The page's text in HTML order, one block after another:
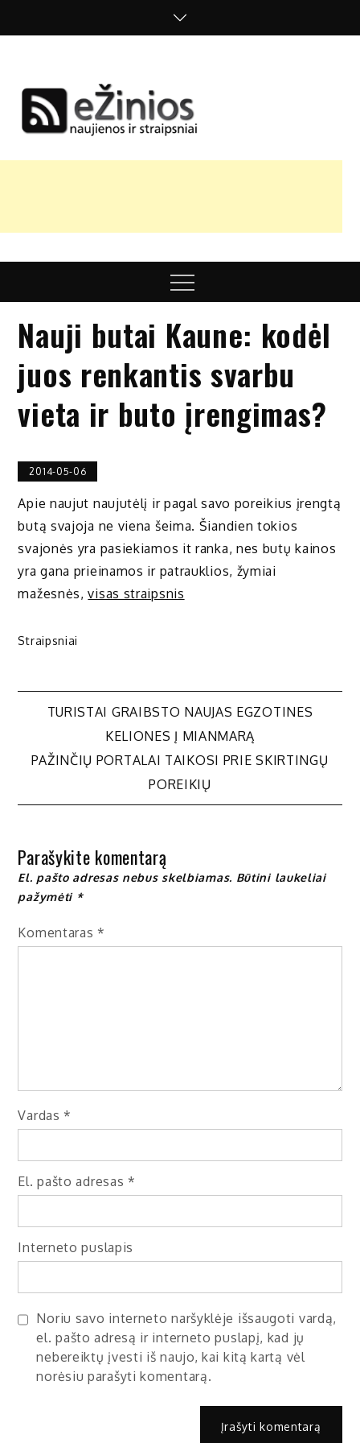
nuomonės
Menu
Nauji butai Kaune: kodėl
juos renkantis svarbu
vieta ir buto įrengimas?
2014-05-06
Apie naujut naujutėlį ir pagal savo poreikius įrengtą
butą svajoja ne viena šeima. Šiandien tokios
svajonės yra pasiekiamos it ranka, nes butų kainos
yra gana prieinamos ir patrauklios, žymiai
mažesnės,visas straipsnis
Straipsniai
Navigacija
tarp
įrašų
TURISTAI GRAIBSTO NAUJAS EGZOTINES
KELIONES Į MIANMARĄ
PAŽINČIŲ PORTALAI TAIKOSI PRIE SKIRTINGŲ
POREIKIŲ
Parašykite komentarą
El. pašto adresas nebus skelbiamas. Būtini laukeliai
pažymėti *
Komentaras *
Vardas *
El. pašto adresas *
Interneto puslapis
Noriu savo interneto naršyklėje išsaugoti vardą,
el. pašto adresą ir interneto puslapį, kad jų
nebereiktų įvesti iš naujo, kai kitą kartą vėl
norėsiu parašyti komentarą.